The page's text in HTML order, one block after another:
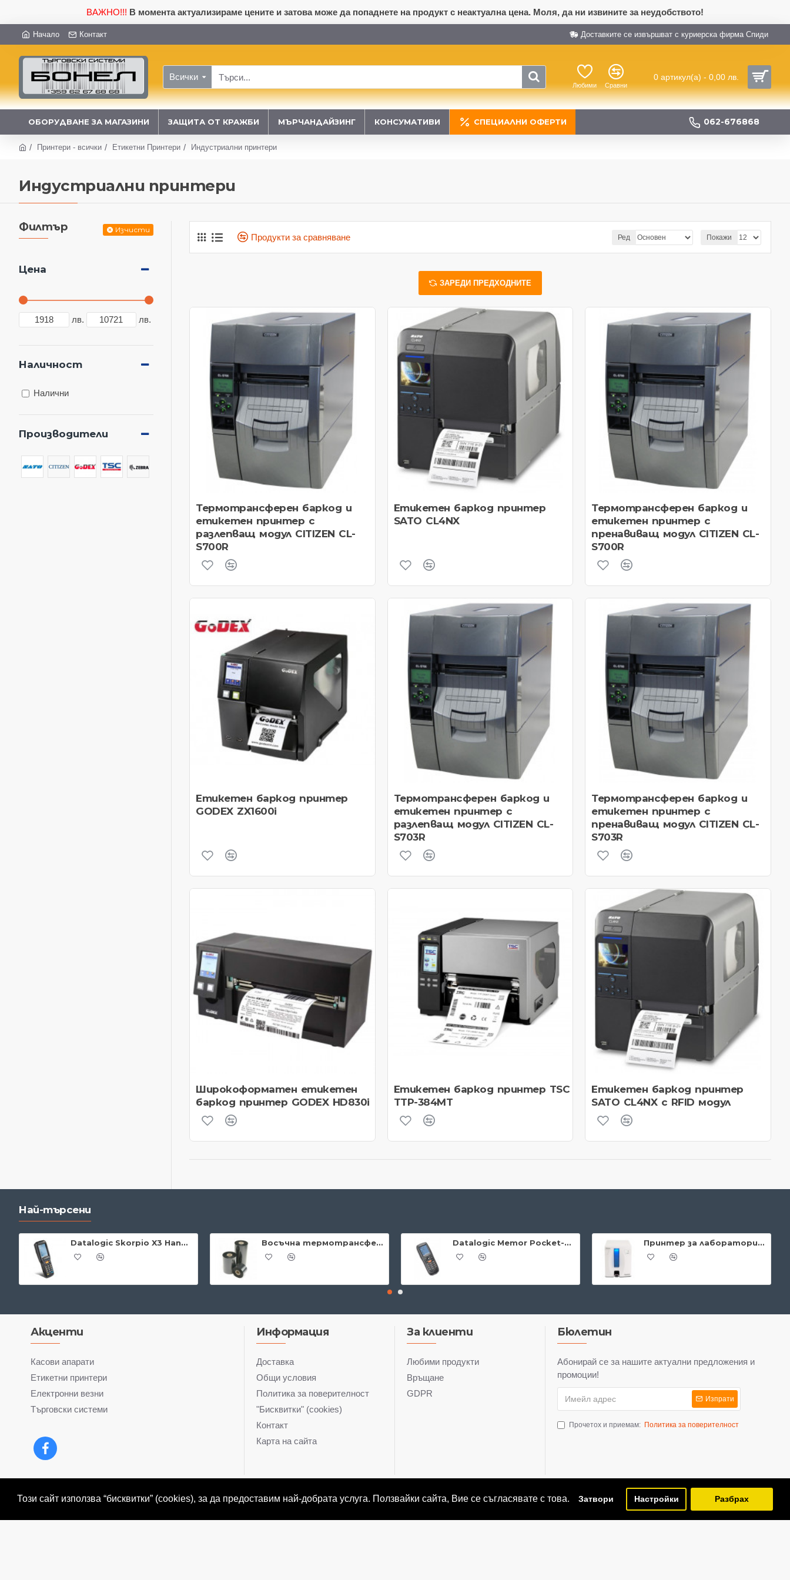
Този сайт използва “бисквитки” (cookies), за да предоставим най-добрата услуга. Ползвайки сайта, Вие се съгласявате с това. Затвори Настройки Разбрах
ВАЖНО!!! В момента актуализираме цените и затова може да попаднете на продукт с неактуална цена. Моля, да ни извините за неудобството!
Начало Контакт Доставките се извършват с куриерска фирма Спиди
Всички
Любими Сравни
0 артикул(а) - 0,00 лв.
ОБОРУДВАНЕ ЗА МАГАЗИНИ ЗАЩИТА ОТ КРАЖБИ МЪРЧАНДАЙЗИНГ КОНСУМАТИВИ СПЕЦИАЛНИ ОФЕРТИ 062-676868
Принтери - всички Етикетни Принтери Индустриални принтери
Индустриални принтери
Филтър Изчисти
Цена
лв. лв.
Производители
Наличност
Налични
Продукти за сравняване Ред Покажи
ЗАРЕДИ ПРЕДХОДНИТЕ
Термотрансферен баркод и
етикетен принтер с
разлепващ модул CITIZEN CL-
S700R
Етикетен баркод принтер
SATO CL4NX
Термотрансферен баркод и
етикетен принтер с
пренавиващ модул CITIZEN CL-
S700R
Етикетен баркод принтер
GODEX ZX1600i
Термотрансферен баркод и
етикетен принтер с
разлепващ модул CITIZEN CL-
S703R
Термотрансферен баркод и
етикетен принтер с
пренавиващ модул CITIZEN CL-
S703R
Широкоформатен етикетен
баркод принтер GODEX HD830i
Етикетен баркод принтер TSC
TTP-384MT
Етикетен баркод принтер
SATO CL4NX с RFID модул
Най-търсени
Datalogic Skorpio X3 Handheld + WiFi & Bluetooth Восъчна термотрансферна лента 40мм/360м Datalogic Memor Pocket-size Mobile Computer Принтер за лаборатории PRIMERA Signature® Slide
Акценти
Касови апарати
Етикетни принтери
Електронни везни
Търговски системи
Информация
Доставка
Общи условия
Политика за поверителност
"Бисквитки" (cookies)
Контакт
Карта на сайта
За клиенти
Любими продукти
Връщане
GDPR
Бюлетин
Абонирай се за нашите актуални предложения и
промоции!
Изпрати
Прочетох и приемам: Политика за поверителност
© bonelconsult.com